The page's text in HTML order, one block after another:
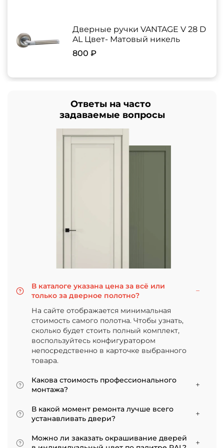
Дверные ручки VANTAGE V 28 D
AL Цвет- Матовый никель
800 ₽
Ответы на часто
задаваемые вопросы
В каталоге указана цена за всё или
только за дверное полотно?
На сайте отображается минимальная
стоимость самого полотна. Чтобы узнать,
сколько будет стоить полный комплект,
воспользуйтесь конфигуратором
непосредственно в карточке выбранного
товара.
Какова стоимость профессионального
монтажа?
Итоговая сумма зависит от типа отделки
двери и габаритов проема. Минимальная
цена за установку стандартной двери с
покрытием «экошпон» начинается от 5000
рублей.
В какой момент ремонта лучше всего
устанавливать двери?
Мы советуем приступать к монтажу после
того, как уложено напольное покрытие. В
Можно ли заказать окрашивание дверей